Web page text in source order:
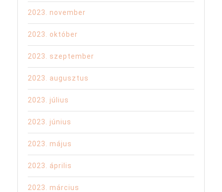
2023. november
2023. október
2023. szeptember
2023. augusztus
2023. július
2023. június
2023. május
2023. április
2023. március